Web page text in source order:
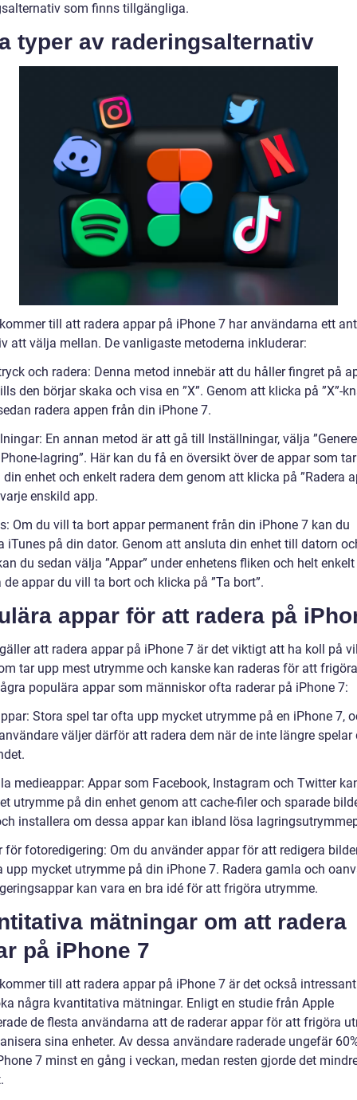
som finns tillgängliga.
typer av raderingsalternativ
till att radera appar på iPhone 7 har användarna ett
att välja mellan. De vanligaste metoderna inkluderar:
och radera: Denna metod innebär att du håller fingret på
den börjar skaka och visa en ”X”. Genom att klicka på ”X”-
radera appen från din iPhone 7.
En annan metod är att gå till Inställningar, välja
lagring”. Här kan du få en översikt över de appar som
enhet och enkelt radera dem genom att klicka på ”Radera
enskild app.
Om du vill ta bort appar permanent från din iPhone 7 kan du
iTunes på din dator. Genom att ansluta din enhet till datorn
du sedan välja ”Appar” under enhetens fliken och helt enkelt
de appar du vill ta bort och klicka på ”Ta bort”.
appar för att radera på
att radera appar på iPhone 7 är det viktigt att ha koll på
tar upp mest utrymme och kanske kan raderas för att
populära appar som människor ofta raderar på iPhone 7:
Stora spel tar ofta upp mycket utrymme på en iPhone 7,
väljer därför att radera dem när de inte längre spelar
medieappar: Appar som Facebook, Instagram och Twitter
utrymme på din enhet genom att cache-filer och sparade
installera om dessa appar kan ibland lösa
för fotoredigering: Om du använder appar för att redigera
upp mycket utrymme på din iPhone 7. Radera gamla och
kan vara en bra idé för att frigöra utrymme.
mätningar om att radera
på iPhone 7
till att radera appar på iPhone 7 är det också
några kvantitativa mätningar. Enligt en studie från Apple
de flesta användarna att de raderar appar för att frigöra
sina enheter. Av dessa användare raderade ungefär
7 minst en gång i veckan, medan resten gjorde det